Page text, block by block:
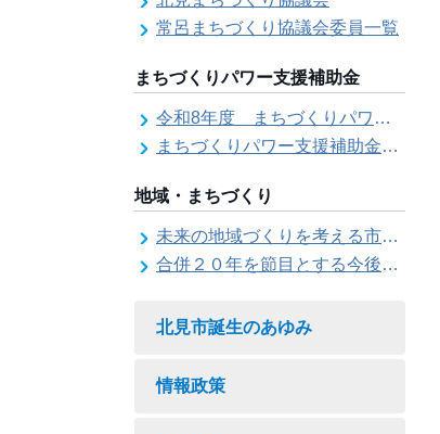
常呂まちづくり協議会委員一覧
まちづくりパワー支援補助金
令和8年度 まちづくりパワー支援補助金の募集【受付は終了しました。】
まちづくりパワー支援補助金の交付結果
地域・まちづくり
未来の地域づくりを考える市民会議
合併２０年を節目とする今後の地域づくりに関する市長懇話会
北見市誕生のあゆみ
情報政策